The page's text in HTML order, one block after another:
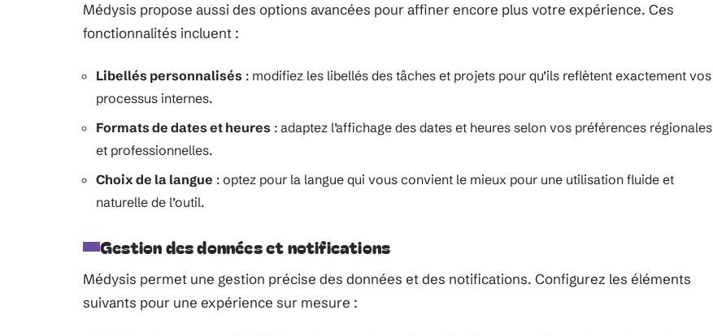
Médysis propose aussi des options avancées pour affiner encore plus votre expérience. Ces
fonctionnalités incluent :
Libellés personnalisés : modifiez les libellés des tâches et projets pour qu’ils reflètent exactement vos
processus internes.
Formats de dates et heures : adaptez l’affichage des dates et heures selon vos préférences régionales
et professionnelles.
Choix de la langue : optez pour la langue qui vous convient le mieux pour une utilisation fluide et
naturelle de l’outil.
Gestion des données et notifications
Médysis permet une gestion précise des données et des notifications. Configurez les éléments
suivants pour une expérience sur mesure :